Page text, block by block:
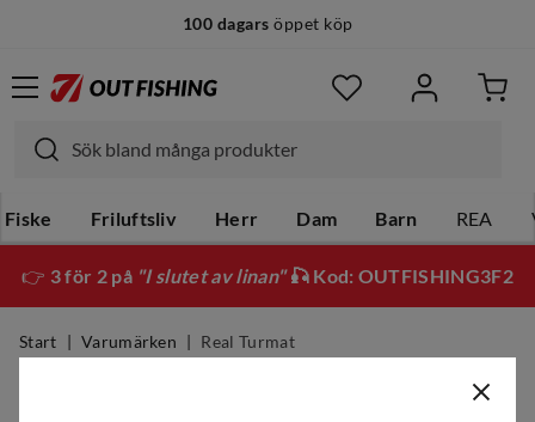
100 dagars öppet köp
Fiske Friluftsliv Herr Dam Barn REA
👉 3 för 2 på "I slutet av linan"🎣 Kod: OUTFISHING3F2
Start Varumärken Real Turmat